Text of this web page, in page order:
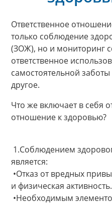
Ответственное
только соблюдение
(ЗОЖ), но и мониторинг
ответственное
самостоятельной
другое.
Что же включает в себя
отношение к здоровью?
1.Соблюдением
является:
•Отказ от вредных
и физическая активность.
•Необходимым